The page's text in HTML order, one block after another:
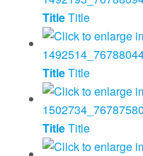
TitleTitle
TitleTitle
TitleTitle